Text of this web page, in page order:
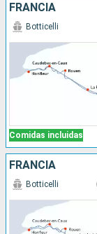
FRANCIA
Comidas incluidas
Botticelli
FRANCIA
Botticelli